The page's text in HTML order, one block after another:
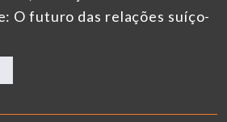
O futuro das relações suíço-